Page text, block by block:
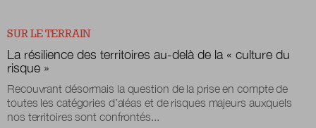
SUR LE TERRAIN
La résilience des territoires au-delà de la « culture du
risque »
Recouvrant désormais la question de la prise en compte de
toutes les catégories d’aléas et de risques majeurs auxquels
nos territoires sont confrontés...